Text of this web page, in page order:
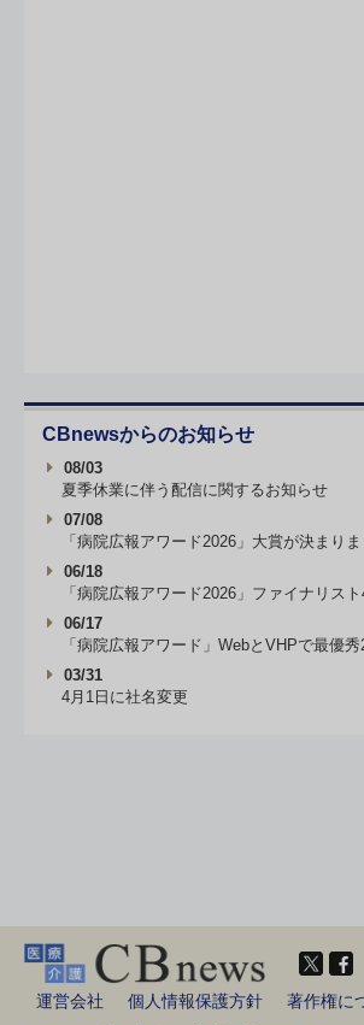
CBnewsからのお知らせ
08/03
夏季休業に伴う配信に関するお知らせ
07/08
「病院広報アワード2026」大賞が決まり
06/18
「病院広報アワード2026」ファイナリス
06/17
「病院広報アワード」WebとVHPで最優
03/31
4月1日に社名変更
運営会社 個人情報保護方針
著作権に